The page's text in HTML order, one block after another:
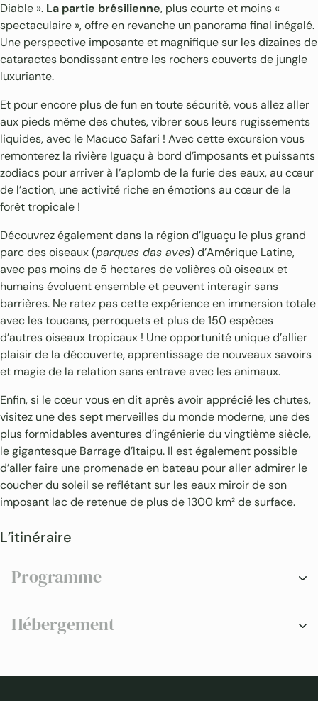
Diable ». La partie brésilienne, plus courte et moins «
spectaculaire », offre en revanche un panorama final inégalé.
Une perspective imposante et magnifique sur les dizaines de
cataractes bondissant entre les rochers couverts de jungle
luxuriante.
Et pour encore plus de fun en toute sécurité, vous allez aller
aux pieds même des chutes, vibrer sous leurs rugissements
liquides, avec le Macuco Safari ! Avec cette excursion vous
remonterez la rivière Iguaçu à bord d’imposants et puissants
zodiacs pour arriver à l’aplomb de la furie des eaux, au cœur
de l’action, une activité riche en émotions au cœur de la
forêt tropicale !
Découvrez également dans la région d’Iguaçu le plus grand
parc des oiseaux (parques das aves) d’Amérique Latine,
avec pas moins de 5 hectares de volières où oiseaux et
humains évoluent ensemble et peuvent interagir sans
barrières. Ne ratez pas cette expérience en immersion totale
avec les toucans, perroquets et plus de 150 espèces
d’autres oiseaux tropicaux ! Une opportunité unique d’allier
plaisir de la découverte, apprentissage de nouveaux savoirs
et magie de la relation sans entrave avec les animaux.
Enfin, si le cœur vous en dit après avoir apprécié les chutes,
visitez une des sept merveilles du monde moderne, une des
plus formidables aventures d’ingénierie du vingtième siècle,
le gigantesque Barrage d’Itaipu. Il est également possible
d’aller faire une promenade en bateau pour aller admirer le
coucher du soleil se reflétant sur les eaux miroir de son
imposant lac de retenue de plus de 1300 km² de surface.
L’itinéraire
Programme
Hébergement